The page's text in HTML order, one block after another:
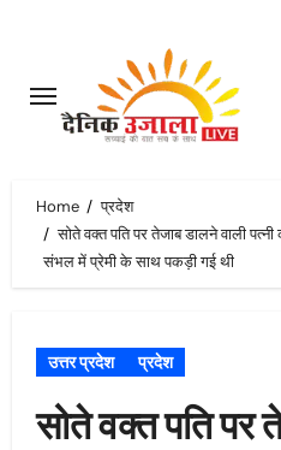
content
Home
प्रदेश
सोते वक्त पति पर तेजाब डालने वाली
संभल में प्रेमी के साथ पकड़ी गई थी
उत्तर प्रदेश प्रदेश
सोते वक्त पति पर